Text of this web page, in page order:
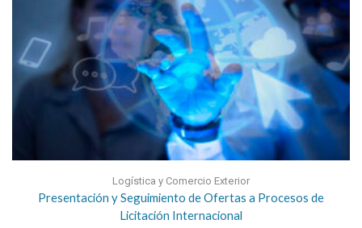
Logística y Comercio Exterior
Presentación y Seguimiento de Ofertas a Procesos de
Licitación Internacional